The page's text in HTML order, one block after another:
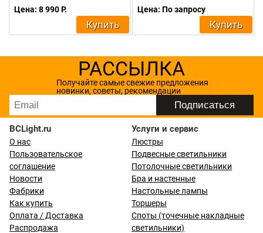
Цена: 8 990 Р.
Купить
Цена: По запросу
Купить
РАССЫЛКА
Получайте самые свежие предложения
новинки, советы, рекомендации
BCLight.ru
О нас
Пользовательское
соглашение
Новости
Фабрики
Как купить
Оплата / Доставка
Распродажа
Услуги и сервис
Люстры
Подвесные светильники
Потолочные светильники
Бра и настенные
Настольные лампы
Торшеры
Споты (точечные накладные
светильники)